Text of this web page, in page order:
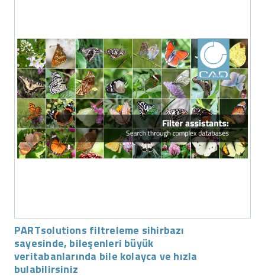
PARTsolutions filtreleme sihirbazı
sayesinde, bileşenleri büyük
veritabanlarında bile kolayca ve hızla
bulabilirsiniz